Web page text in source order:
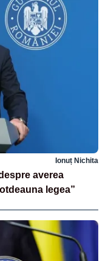
Ionuț Nichita
averea
legea”